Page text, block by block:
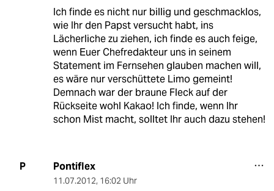
Ich finde es nicht nur billig und geschmacklos,
wie Ihr den Papst versucht habt, ins
Lächerliche zu ziehen, ich finde es auch feige,
wenn Euer Chefredakteur uns in seinem
Statement im Fernsehen glauben machen will,
es wäre nur verschüttete Limo gemeint!
Demnach war der braune Fleck auf der
Rückseite wohl Kakao! Ich finde, wenn Ihr
schon Mist macht, solltet Ihr auch dazu stehen!
P Pontiflex
11.07.2012, 16:02 Uhr